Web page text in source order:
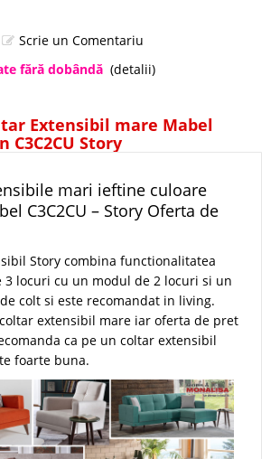
Scrie un Comentariu
fără dobândă (detalii)
Extensibil mare Mabel
Story
mari ieftine culoare
C3C2CU – Story Oferta de
Story combina functionalitatea
locuri cu un modul de 2 locuri si un
colt si este recomandat in living.
extensibil mare iar oferta de pret
ca pe un coltar extensibil
foarte buna.